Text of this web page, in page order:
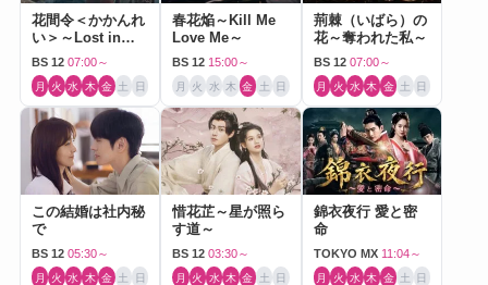
花間令＜かかんれ
い＞～Lost in
Love～
BS 12 07:00～
月 火 水 木 金 土 日
春花焔～Kill Me
Love Me～
BS 12 15:00～
月 火 水 木 金 土 日
荊棘（いばら）の
花～奪われた私～
BS 12 07:00～
月 火 水 木 金 土 日
この結婚は社内秘
で
BS 12 05:30～
月 火 水 木 金 土 日
惜花芷～星が照ら
す道～
BS 12 03:30～
月 火 水 木 金 土 日
錦衣夜行 愛と密
命
TOKYO MX 11:04～
月 火 水 木 金 土 日